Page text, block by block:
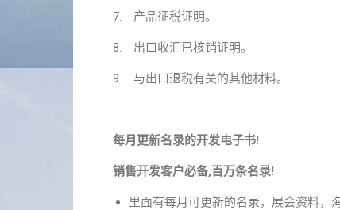
7. 产品征税证明。
8. 出口收汇已核销证明。
9. 与出口退税有关的其他材料。
每月更新名录的开发电子书!
销售开发客户必备,百万条名录!
里面有每月可更新的名录，展会资料，